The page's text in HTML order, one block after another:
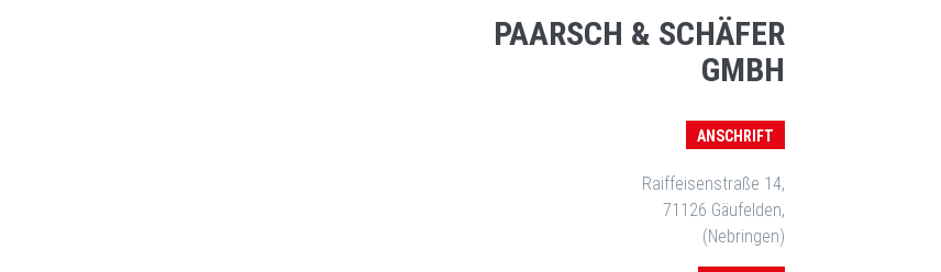
PAARSCH & SCHÄFER
GMBH
ANSCHRIFT
Raiffeisenstraße 14,
71126 Gäufelden,
(Nebringen)